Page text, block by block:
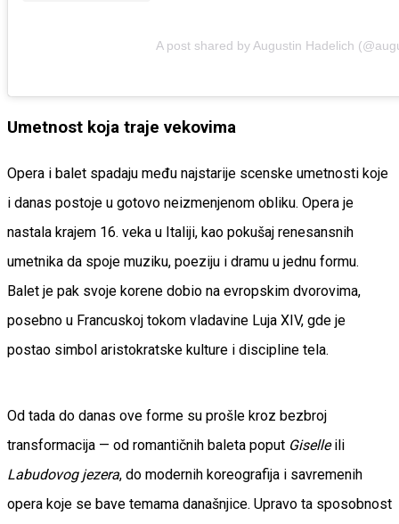
A post shared by Augustin Hadelich
Umetnost koja traje vekovima
Opera i balet spadaju među najstarije scenske umetnosti koje
i danas postoje u gotovo neizmenjenom obliku. Opera je
nastala krajem 16. veka u Italiji, kao pokušaj renesansnih
umetnika da spoje muziku, poeziju i dramu u jednu formu.
Balet je pak svoje korene dobio na evropskim dvorovima,
posebno u Francuskoj tokom vladavine Luja XIV, gde je
postao simbol aristokratske kulture i discipline tela.
Od tada do danas ove forme su prošle kroz bezbroj
transformacija — od romantičnih baleta poput Giselleili
Labudovog jezera, do modernih koreografija i savremenih
opera koje se bave temama današnjice. Upravo ta sposobnost